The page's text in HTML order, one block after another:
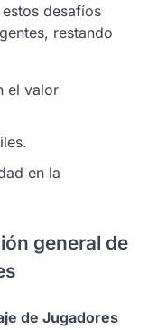
desafíos
restando
el valor
en la
general de
de Jugadores